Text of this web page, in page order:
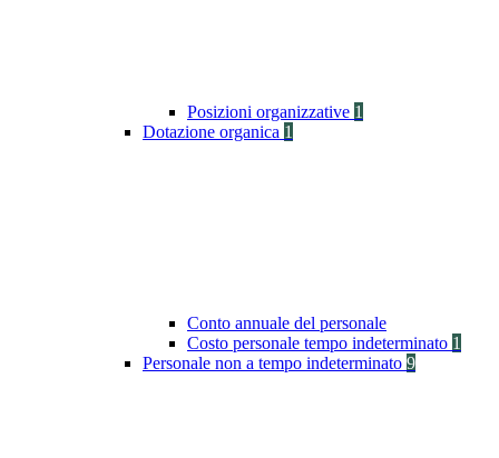
Posizioni organizzative 1
Dotazione organica 1
Conto annuale del personale
Costo personale tempo indeterminato 1
Personale non a tempo indeterminato 9